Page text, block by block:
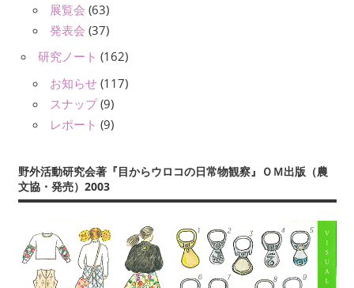
展覧会 (63)
発表会 (37)
研究ノート (162)
お知らせ (117)
スナップ(9)
レポート (9)
野外活動研究会著『目からウロコの日常物観察』ＯＭ出版（農
文協・発売）2003